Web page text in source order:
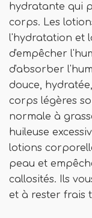
hydratante qui
corps. Les
l'hydratation et
d'empêcher
d'absorber
douce,
corps légères
normale à
huileuse
lotions
peau et
callosités. Ils
et à rester frais